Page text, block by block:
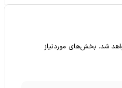
بخش‌های موردنیاز